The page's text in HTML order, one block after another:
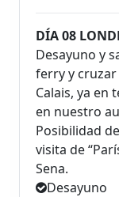
DÍA 08
Desayuno y
ferry y cruzar
Calais, ya
en nuestro
Posibilidad
visita de
Sena.
Desayuno